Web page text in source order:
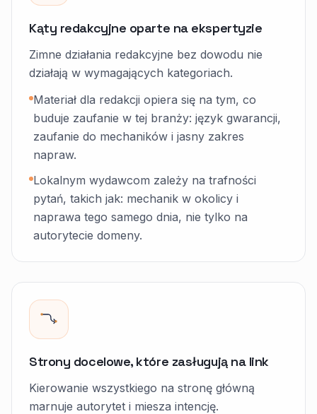
Kąty redakcyjne oparte na ekspertyzie
Zimne działania redakcyjne bez dowodu nie
działają w wymagających kategoriach.
Materiał dla redakcji opiera się na tym, co
buduje zaufanie w tej branży: język gwarancji,
zaufanie do mechaników i jasny zakres
napraw.
Lokalnym wydawcom zależy na trafności
pytań, takich jak: mechanik w okolicy i
naprawa tego samego dnia, nie tylko na
autorytecie domeny.
Strony docelowe, które zasługują na link
Kierowanie wszystkiego na stronę główną
marnuje autorytet i miesza intencję.